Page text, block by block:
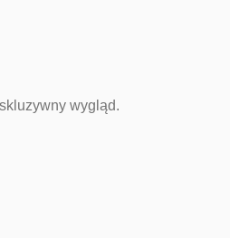
wygląd.